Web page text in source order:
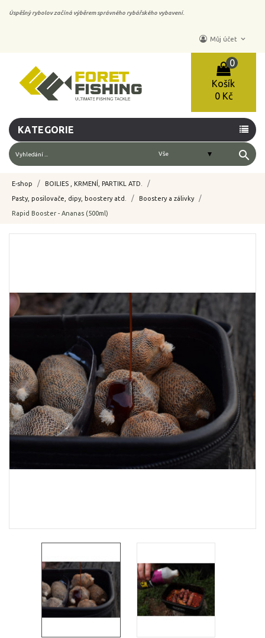
Úspěšný rybolov začíná výběrem správného rybářského vybavení.
Můj účet keyboard_arrow_down
Košík
0
0 Kč
KATEGORIE
search
E-shop BOILIES , KRMENÍ, PARTIKL ATD.
Pasty, posilovače, dipy, boostery atd. Boostery a zálivky
Rapid Booster - Ananas (500ml)